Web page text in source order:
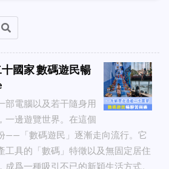
國家 數碼遊民暢
部電腦以及若干隨身用
一邊遊覽世界。在這個
——「數碼遊民」逐漸走向流行。它
工具的「數碼」特徵以及無固定居住
爲一種吸引不已的新穎生活方式。